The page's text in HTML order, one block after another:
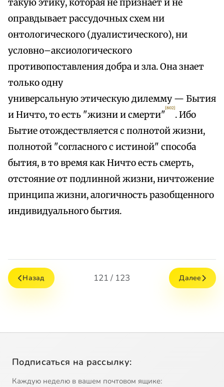
такую этику, которая не признает и не
оправдывает рассудочных схем ни
онтологического (дуалистического), ни
условно–аксиологического
противопоставления добра и зла. Она знает
только одну
универсальную этическую дилемму — Бытия
и Ничто, то есть "жизни и смерти"
[802]
. Ибо
Бытие отождествляется с полнотой жизни,
полнотой "согласного с истиной" способа
бытия, в то время как Ничто есть смерть,
отстояние от подлинной жизни, ничтожение
принципа жизни, алогичность разобщенного
индивидуального бытия.
Назад 121 / 123 Далее
Подписаться на рассылку:
Каждую неделю в вашем почтовом ящике: